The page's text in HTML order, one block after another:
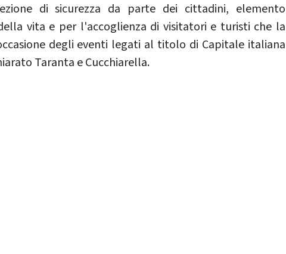
di sicurezza da parte dei cittadini, elemento
vita e per l'accoglienza di visitatori e turisti che la
degli eventi legati al titolo di Capitale italiana
Taranta e Cucchiarella.